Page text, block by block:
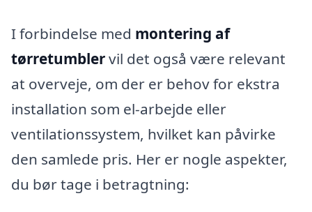
I forbindelse med montering af
tørretumblervil det også være relevant
at overveje, om der er behov for ekstra
installation som el-arbejde eller
ventilationssystem, hvilket kan påvirke
den samlede pris. Her er nogle aspekter,
du bør tage i betragtning: